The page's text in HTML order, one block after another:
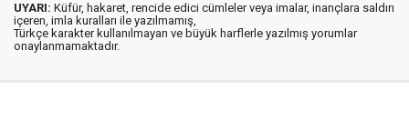
UYARI: Küfür, hakaret, rencide edici cümleler veya imalar, inançlara saldırı
içeren, imla kuralları ile yazılmamış,
Türkçe karakter kullanılmayan ve büyük harflerle yazılmış yorumlar
onaylanmamaktadır.